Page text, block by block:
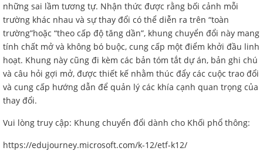
những sai lầm tương tự. Nhận thức được rằng bối cảnh mỗi
trường khác nhau và sự thay đổi có thể diễn ra trên “toàn
trường”hoặc “theo cấp độ tăng dần”, khung chuyển đổi này mang
tính chất mở và không bó buộc, cung cấp một điểm khởi đầu linh
hoạt. Khung này cũng đi kèm các bản tóm tắt dự án, bản ghi chú
và câu hỏi gợi mở, được thiết kế nhằm thúc đẩy các cuộc trao đổi
và cung cấp hướng dẫn để quản lý các khía cạnh quan trọng của
thay đổi.
Vui lòng truy cập: Khung chuyển đổi dành cho Khối phổ thông:
https://edujourney.microsoft.com/k-12/etf-k12/